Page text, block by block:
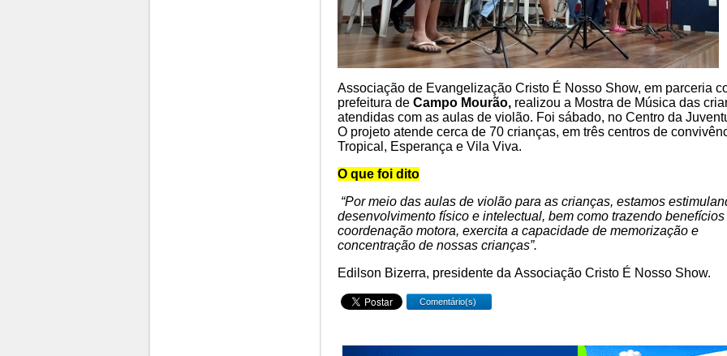
Associação de Evangelização Cristo É Nosso Show, em parceria
prefeitura de Campo Mourão, realizou a Mostra de Música das
atendidas com as aulas de violão. Foi sábado, no Centro da
O projeto atende cerca de 70 crianças, em três centros de
Tropical, Esperança e Vila Viva.
O que foi dito
“Por meio das aulas de violão para as crianças, estamos
desenvolvimento físico e intelectual, bem como trazendo benefícios
coordenação motora, exercita a capacidade de memorização e
concentração de nossas crianças”.
Edilson Bizerra, presidente da Associação Cristo É Nosso Show.
Comentário(s)